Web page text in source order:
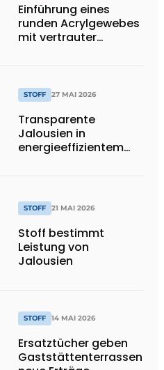
Einführung eines
runden Acrylgewebes
mit vertrauter
STOFF 27 MAI 2026
Transparente
Jalousien in
energieeffizientem
STOFF 21 MAI 2026
Stoff bestimmt
Leistung von
Jalousien
STOFF 14 MAI 2026
Ersatztücher geben
Gaststättenterrassen